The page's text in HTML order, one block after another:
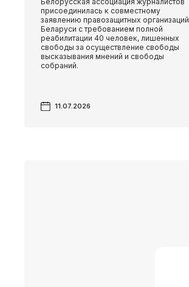
присоединилась к совместному
заявлению правозащитных организаций
Беларуси с требованием полной
реабилитации 40 человек, лишенных
свободы за осуществление свободы
высказывания мнений и свободы
собраний.
11.07.2026